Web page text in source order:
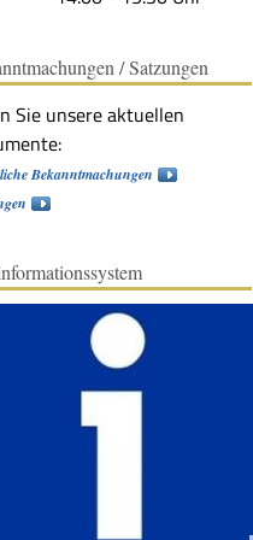
/ Satzungen
Sie unsere aktuellen
Bekanntmachungen